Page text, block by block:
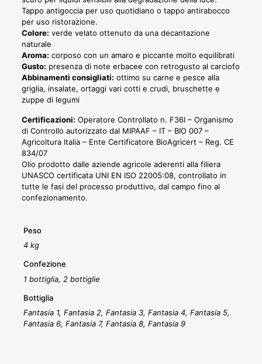
Tappo antigoccia per uso quotidiano o tappo antirabocco
per uso ristorazione.
Colore: verde velato ottenuto da una decantazione
naturale
Aroma: corposo con un amaro e piccante molto equilibrati
Gusto: presenza di note erbacee con retrogusto al carciofo
Abbinamenti consigliati: ottimo su carne e pesce alla
griglia, insalate, ortaggi vari cotti e crudi, bruschette e
zuppe di legumi
Certificazioni: Operatore Controllato n. F36I – Organismo
di Controllo autorizzato dal MIPAAF – IT – BIO 007 –
Agricoltura Italia – Ente Certificatore BioAgricert – Reg. CE
834/07
Olio prodotto dalle aziende agricole aderenti alla filiera
UNASCO certificata UNI EN ISO 22005:08, controllato in
tutte le fasi del processo produttivo, dal campo fino al
confezionamento.
Peso
4 kg
Confezione
1 bottiglia, 2 bottiglie
Bottiglia
Fantasia 1, Fantasia 2, Fantasia 3, Fantasia 4, Fantasia 5,
Fantasia 6, Fantasia 7, Fantasia 8, Fantasia 9